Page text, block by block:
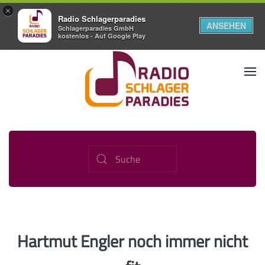
×
Radio Schlagerparadies
Schlagerparadies GmbH
kostenlos - Auf Google Play
ANSEHEN
Hartmut Engler noch immer nicht